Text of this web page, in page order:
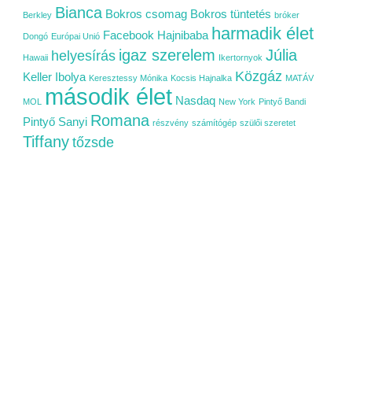
Berkley Bianca Bokros csomag Bokros tüntetés bróker
Dongó Európai Unió Facebook Hajnibaba harmadik élet
Hawaii helyesírás igaz szerelem Ikertornyok Júlia
Keller Ibolya Keresztessy Mónika Kocsis Hajnalka Közgáz MATÁV
MOL második élet Nasdaq New York Pintyő Bandi
Pintyő Sanyi Romana részvény számítógép szülői szeretet
Tiffany tőzsde